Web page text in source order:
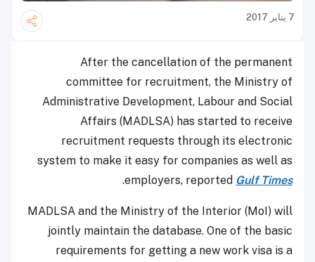
7 يناير 2017
After the cancellation of the permanent
committee for recruitment, the Ministry of
Administrative Development, Labour and Social
Affairs (MADLSA) has started to receive
recruitment requests through its electronic
system to make it easy for companies as well as
employers, reported Gulf Times
.
MADLSA and the Ministry of the Interior (MoI) will
jointly maintain the database. One of the basic
requirements for getting a new work visa is a